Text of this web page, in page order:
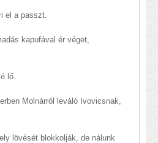
el a passzt.
kapufával ér véget,
lő.
Molnárról leváló Ivovicsnak,
lövését blokkolják, de nálunk